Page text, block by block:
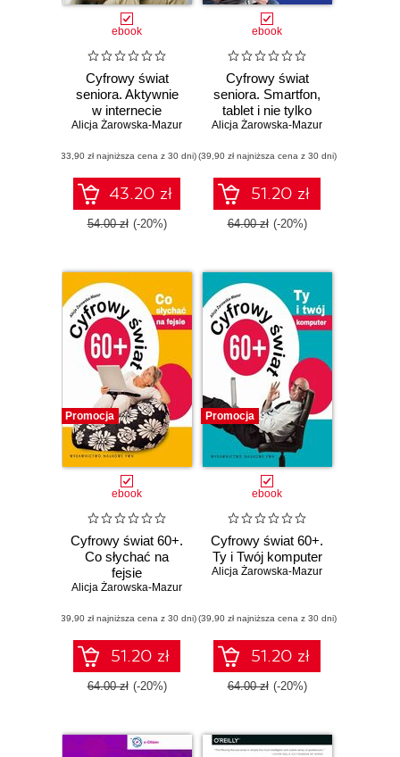
ebook
Cyfrowy świat
seniora. Aktywnie
w internecie
Alicja Żarowska-Mazur
(33,90 zł najniższa cena z 30 dni)
43.20 zł
54.00 zł (-20%)
ebook
Cyfrowy świat
seniora. Smartfon,
tablet i nie tylko
Alicja Żarowska-Mazur
(39,90 zł najniższa cena z 30 dni)
51.20 zł
64.00 zł (-20%)
Promocja
ebook
Cyfrowy świat 60+.
Co słychać na
fejsie
Alicja Żarowska-Mazur
(39,90 zł najniższa cena z 30 dni)
51.20 zł
64.00 zł (-20%)
Promocja
ebook
Cyfrowy świat 60+.
Ty i Twój komputer
Alicja Żarowska-Mazur
(39,90 zł najniższa cena z 30 dni)
51.20 zł
64.00 zł (-20%)